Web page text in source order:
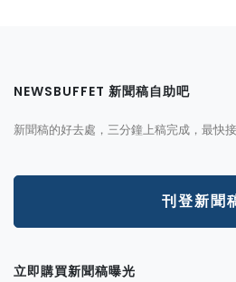
NEWSBUFFET 新聞稿自助吧
新聞稿的好去處，三分鐘上稿完成，最快
刊登新聞
立即購買新聞稿曝光